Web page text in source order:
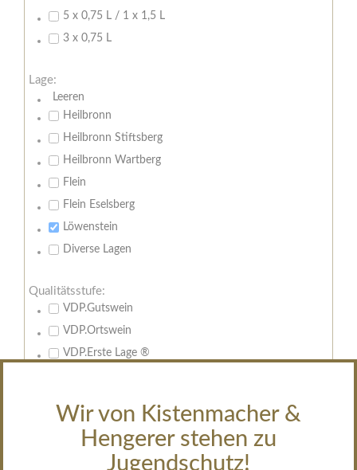
Wir von Kistenmacher &
Hengerer stehen zu
Jugendschutz!
5 x 0,75 L / 1 x 1,5 L
3 x 0,75 L
Lage:
Leeren
Heilbronn
Heilbronn Stiftsberg
Heilbronn Wartberg
Flein
Flein Eselsberg
Löwenstein
Diverse Lagen
Qualitätsstufe:
VDP.Gutswein
VDP.Ortswein
VDP.Erste Lage ®
Feuer & Flamme
Edelsüsse Spitzen